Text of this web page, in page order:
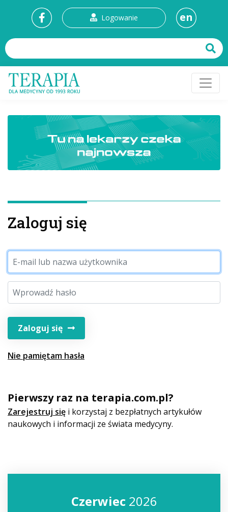
Logowanie en
Zaloguj się
Zaloguj się
Nie pamiętam hasła
Pierwszy raz na terapia.com.pl?
Zarejestruj się i korzystaj z bezpłatnych artykułów
naukowych i informacji ze świata medycyny.
Czerwiec2026